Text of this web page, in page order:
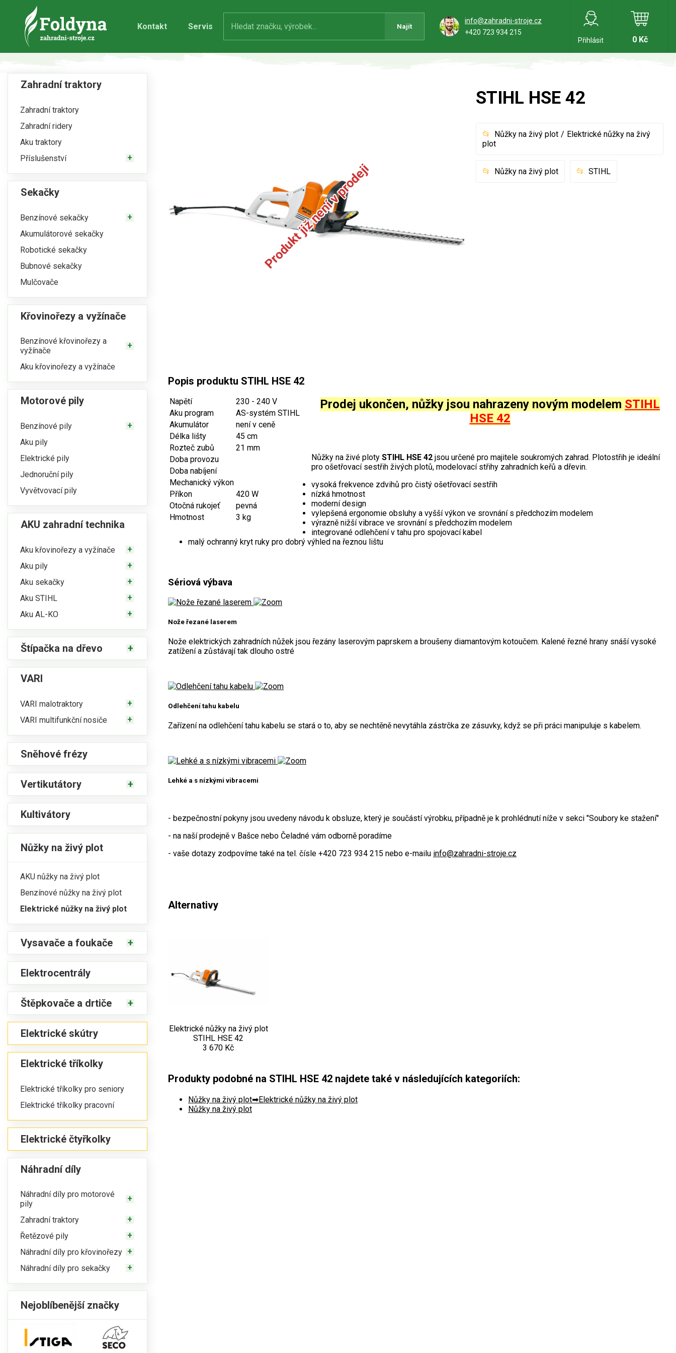
Kontakt Servis Najít
info@zahradni-stroje.cz
+420 723 934 215
Přihlásit
0 Kč
Zahradní traktory
Zahradní traktory
Zahradní ridery
Aku traktory
Příslušenství
Sekačky
Benzínové sekačky
Akumulátorové sekačky
Robotické sekačky
Bubnové sekačky
Mulčovače
Křovinořezy a vyžínače
Benzínové křovinořezy a
vyžínače
Aku křovinořezy a vyžínače
Motorové pily
Benzínové pily
Aku pily
Elektrické pily
Jednoruční pily
Vyvětvovací pily
AKU zahradní technika
Aku křovinořezy a vyžínače
Aku pily
Aku sekačky
Aku STIHL
Aku AL-KO
Štípačka na dřevo
VARI
VARI malotraktory
VARI multifunkční nosiče
Sněhové frézy
Vertikutátory
Kultivátory
Nůžky na živý plot
AKU nůžky na živý plot
Benzínové nůžky na živý plot
Elektrické nůžky na živý plot
Vysavače a foukače
Elektrocentrály
Štěpkovače a drtiče
Elektrické skútry
Elektrické tříkolky
Elektrické tříkolky pro seniory
Elektrické tříkolky pracovní
Elektrické čtyřkolky
Náhradní díly
Náhradní díly pro motorové
pily
Zahradní traktory
Řetězové pily
Náhradní díly pro křovinořezy
Náhradní díly pro sekačky
Nejoblíbenější značky
Produkt již není v prodeji
STIHL HSE 42
Nůžky na živý plot
Elektrické nůžky na živý
plot
Nůžky na živý plot STIHL
Popis produktu STIHL HSE 42
Napětí
230 - 240 V
Aku program
AS-systém STIHL
Akumulátor
není v ceně
Délka lišty
45 cm
Rozteč zubů
21 mm
Doba provozu
Doba nabíjení
Mechanický výkon
Příkon
420 W
Otočná rukojeť
pevná
Hmotnost
3 kg
Prodej ukončen, nůžky jsou nahrazeny novým modelem STIHL
HSE 42
Nůžky na živé ploty STIHL HSE 42 jsou určené pro majitele soukromých zahrad. Plotostřih je ideální
pro ošetřovací sestřih živých plotů, modelovací střihy zahradních keřů a dřevin.
vysoká frekvence zdvihů pro čistý ošetřovací sestřih
nízká hmotnost
moderní design
vylepšená ergonomie obsluhy a vyšší výkon ve srovnání s předchozím modelem
výrazně nižší vibrace ve srovnání s předchozím modelem
integrované odlehčení v tahu pro spojovací kabel
malý ochranný kryt ruky pro dobrý výhled na řeznou lištu
Sériová výbava
Nože řezané laserem
Nože elektrických zahradních nůžek jsou řezány laserovým paprskem a broušeny diamantovým kotoučem. Kalené řezné hrany snáší vysoké
zatížení a zůstávají tak dlouho ostré
Odlehčení tahu kabelu
Zařízení na odlehčení tahu kabelu se stará o to, aby se nechtěně nevytáhla zástrčka ze zásuvky, když se při práci manipuluje s kabelem.
Lehké a s nízkými vibracemi
- bezpečnostní pokyny jsou uvedeny návodu k obsluze, který je součástí výrobku, případně je k prohlédnutí níže v sekci "Soubory ke stažení"
- na naší prodejně v Bašce nebo Čeladné vám odborně poradíme
- vaše dotazy zodpovíme také na tel. čísle +420 723 934 215 nebo e-mailu info@zahradni-stroje.cz
Alternativy
Elektrické nůžky na živý plot
STIHL HSE 42
3 670 Kč
Produkty podobné na STIHL HSE 42 najdete také v následujících kategoriích:
Nůžky na živý plot
Elektrické nůžky na živý plot
Nůžky na živý plot